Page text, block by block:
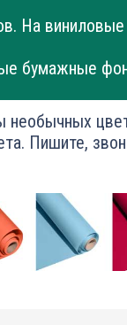
На
бумажные
необычных
Пишите,